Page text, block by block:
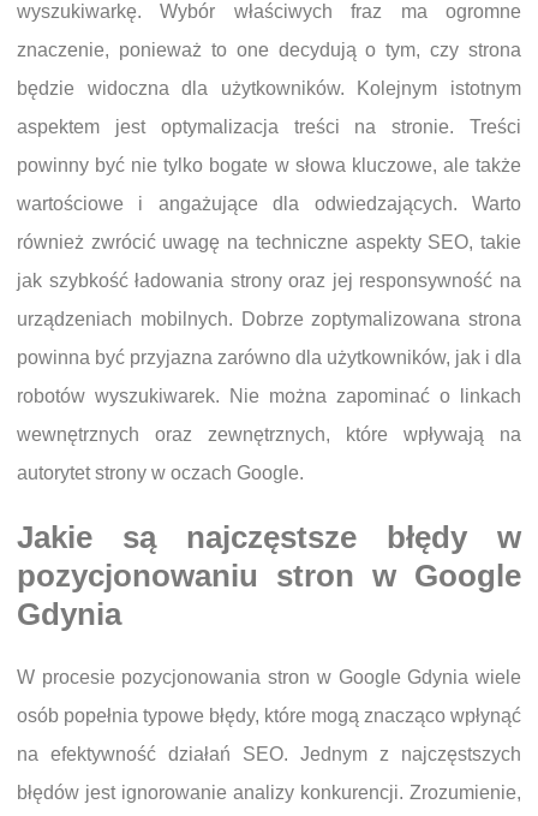
wyszukiwarkę. Wybór właściwych fraz ma ogromne
znaczenie, ponieważ to one decydują o tym, czy strona
będzie widoczna dla użytkowników. Kolejnym istotnym
aspektem jest optymalizacja treści na stronie. Treści
powinny być nie tylko bogate w słowa kluczowe, ale także
wartościowe i angażujące dla odwiedzających. Warto
również zwrócić uwagę na techniczne aspekty SEO, takie
jak szybkość ładowania strony oraz jej responsywność na
urządzeniach mobilnych. Dobrze zoptymalizowana strona
powinna być przyjazna zarówno dla użytkowników, jak i dla
robotów wyszukiwarek. Nie można zapominać o linkach
wewnętrznych oraz zewnętrznych, które wpływają na
autorytet strony w oczach Google.
Jakie są najczęstsze błędy w
pozycjonowaniu stron w Google
Gdynia
W procesie pozycjonowania stron w Google Gdynia wiele
osób popełnia typowe błędy, które mogą znacząco wpłynąć
na efektywność działań SEO. Jednym z najczęstszych
błędów jest ignorowanie analizy konkurencji. Zrozumienie,